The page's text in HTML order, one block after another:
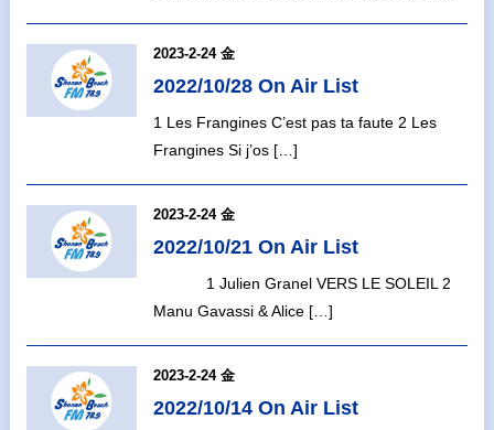
2023-2-24 金
2022/10/28 On Air List
1 Les Frangines C’est pas ta faute 2 Les
Frangines Si j’os […]
2023-2-24 金
2022/10/21 On Air List
1 Julien Granel VERS LE SOLEIL 2
Manu Gavassi & Alice […]
2023-2-24 金
2022/10/14 On Air List